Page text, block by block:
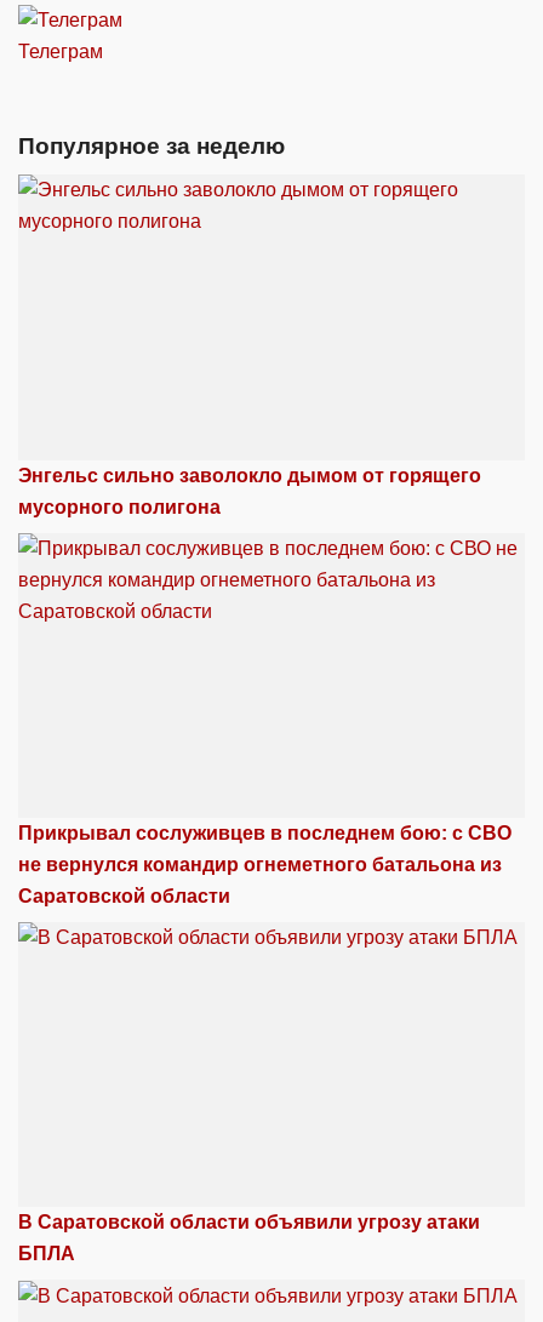
Телеграм
Популярное за неделю
Энгельс сильно заволокло дымом от горящего
мусорного полигона
Прикрывал сослуживцев в последнем бою: с СВО
не вернулся командир огнеметного батальона из
Саратовской области
В Саратовской области объявили угрозу атаки
БПЛА